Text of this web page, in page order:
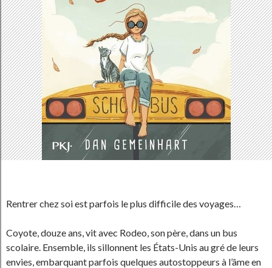
Rentrer chez soi est parfois le plus difficile des voyages…
Coyote, douze ans, vit avec Rodeo, son père, dans un bus
scolaire. Ensemble, ils sillonnent les États-Unis au gré de leurs
envies, embarquant parfois quelques autostoppeurs à l’âme en